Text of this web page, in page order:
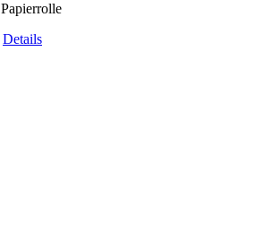
Papierrolle
Details